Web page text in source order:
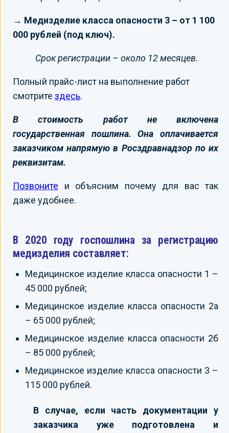
→ Медизделие класса опасности 3 – от 1 100
000 рублей (под ключ).
Срок регистрации – около 12 месяцев.
Полный прайс-лист на выполнение работ
смотрите здесь.
В стоимость работ не включена
государственная пошлина. Она оплачивается
заказчиком напрямую в Росздравнадзор по их
реквизитам.
Позвоните и объясним почему для вас так
даже удобнее.
В 2020 году госпошлина за регистрацию
медизделия составляет:
Медицинское изделие класса опасности 1 –
45 000 рублей;
Медицинское изделие класса опасности 2а
– 65 000 рублей;
Медицинское изделие класса опасности 2б
– 85 000 рублей;
Медицинское изделие класса опасности 3 –
115 000 рублей.
В случае, если часть документации у
заказчика уже подготовлена и